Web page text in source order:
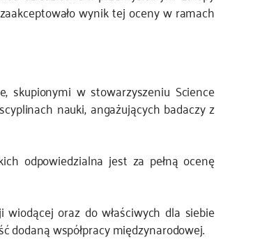
wynik tej oceny w ramach
skupionymi w stowarzyszeniu Science
nauki, angażujących badaczy z
odpowiedzialna jest za pełną ocenę
oraz do właściwych dla siebie
współpracy międzynarodowej.